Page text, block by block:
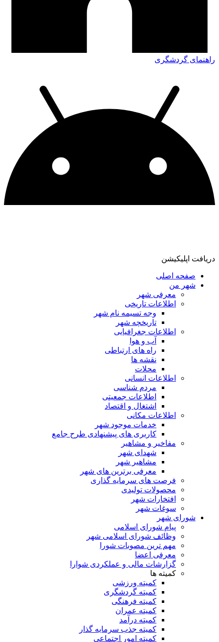
راهنمای گردشگری
دریافت اپلیکیشن
صفحه اصلی
شهر من
معرفی شهر
اطلاعات تاریخی
وجه تسیمه نام شهر
تاریخچه شهر
اطلاعات جغرافیایی
آب و هوا
راه های ارتباطی
نقشه ها
محلات
اطلاعات انسانی
مردم شناسی
اطلاعات جمعیتی
اشتغال و اقتصاد
اطلاعات مکانی
خدمات موجود شهر
کاربری های پیشنهادی طرح جامع
مفاخیر و مشاهیر
شهدای شهر
مشاهیر شهر
معرفی برترین های شهر
فرصت های سرمایه گذاری
محصولات تولیدی
افتخارات شهر
سوغات شهر
شورای شهر
پیام شورای اسلامی
وظائف شورای اسلامی شهر
مهم ترین مصوبات شورا
معرفی اعضا
گزارشات مالی و عملکردی شوارا
کمیته ها
کمیته ورزشی
کمیته گردشگری
کمیته فرهنگی
کمیته عمران
کمیته درآمد
کمیته جذب سرمایه گذار
کمیته امور اجتماعی